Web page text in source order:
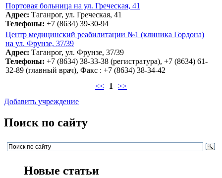
Портовая больница на ул. Греческая, 41
Адрес: Таганрог, ул. Греческая, 41
Телефоны: +7 (8634) 39-30-94
Центр медицинский реабилитации №1 (клиника Гордона)
на ул. Фрунзе, 37/39
Адрес: Таганрог, ул. Фрунзе, 37/39
Телефоны: +7 (8634) 38-33-38 (регистратура), +7 (8634) 61-
32-89 (главный врач), Факс : +7 (8634) 38-34-42
<<
1 >>
Добавить учреждение
Поиск по сайту
Новые статьи